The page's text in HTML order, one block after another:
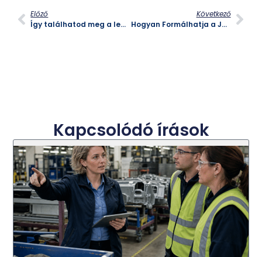
Előző
Így találhatod meg a legjobb tehetségeket!
Következő
Hogyan Formálhatja a Jövőt és a Karriert?
Kapcsolódó írások